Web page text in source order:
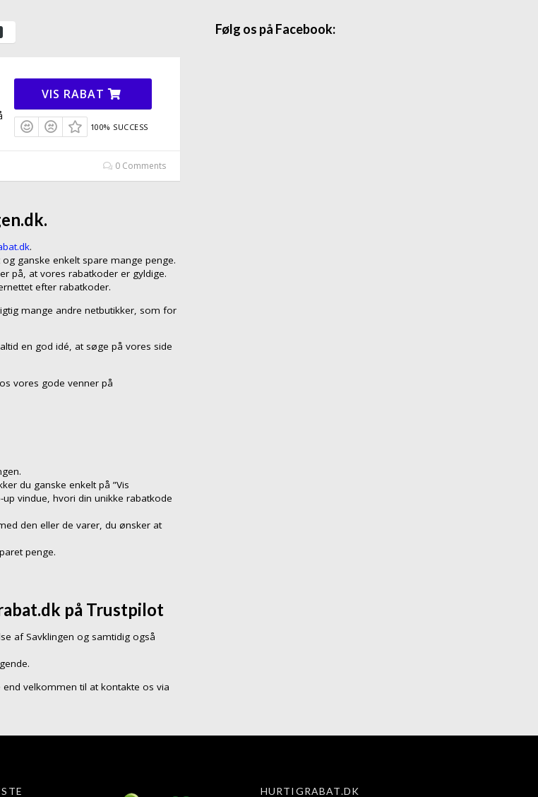
VIS RABAT
100% SUCCESS
0 Comments
.
ganske enkelt spare mange penge.
på, at vores rabatkoder er gyldige.
efter rabatkoder.
mange andre netbutikker, som for
en god idé, at søge på vores side
vores gode venner på
du ganske enkelt på ”Vis
vindue, hvori din unikke rabatkode
den eller de varer, du ønsker at
penge.
på Trustpilot
af Savklingen og samtidig også
velkommen til at kontakte os via
Følg os på Facebook:
HURTIGRABAT.DK